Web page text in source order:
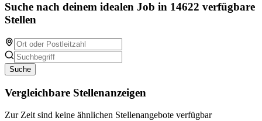
Suche nach deinem idealen Job in 14622 verfügbare
Stellen
Suche
Vergleichbare Stellenanzeigen
Zur Zeit sind keine ähnlichen Stellenangebote verfügbar